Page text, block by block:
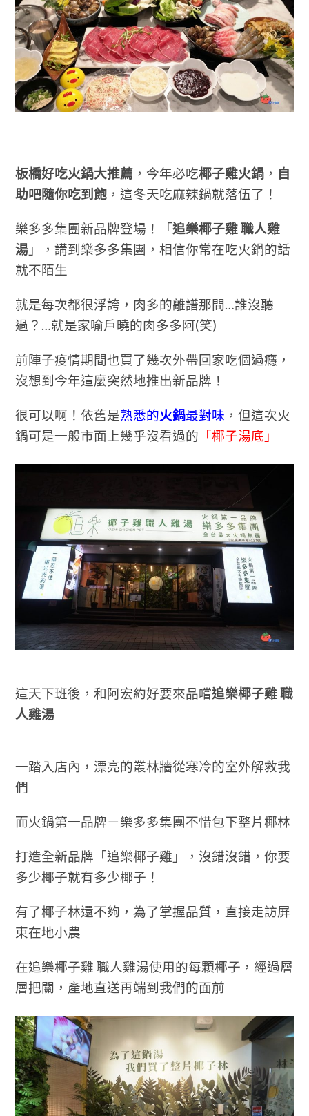
板橋好吃火鍋大推薦 ，今年必吃椰子雞火鍋 ， 自
助吧隨你吃到飽 ，這冬天吃麻辣鍋就落伍了！
樂多多集團新品牌登場！「追樂椰子雞 職人雞
湯 」，講到樂多多集團，相信你常在吃火鍋的話
就不陌生
就是每次都很浮誇，肉多的離譜那間…誰沒聽
過？…就是家喻戶曉的肉多多阿(笑)
前陣子疫情期間也買了幾次外帶回家吃個過癮，
沒想到今年這麼突然地推出新品牌！
很可以啊！依舊是熟悉的火鍋最對味 ，但這次火
鍋可是一般市面上幾乎沒看過的 「椰子湯底」
這天下班後，和阿宏約好要來品嚐追樂椰子雞 職
人雞湯
一踏入店內，漂亮的叢林牆從寒冷的室外解救我
們
而火鍋第一品牌－樂多多集團不惜包下整片椰林
打造全新品牌「追樂椰子雞」，沒錯沒錯，你要
多少椰子就有多少椰子！
有了椰子林還不夠，為了掌握品質 ，直接走訪屏
東在地小農
在追樂椰子雞 職人雞湯使用的每顆椰子，經過層
層把關，產地直送再端到我們的面前